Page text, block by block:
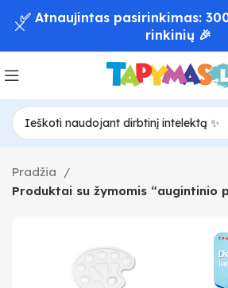
Pradžia
Produktai su žymomis “augintinio
✅ Atnaujintas pasirinkimas:
rinkinių 🎉